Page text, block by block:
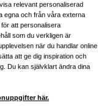
skulden i tid
att få hyra
vänd dig till budget-
finns på
relevant personaliserad
egna och från våra externa
att personalisera
som du verkligen är
när du handlar
att ge dig inspiration och
Du kan självklart ändra dina
här.